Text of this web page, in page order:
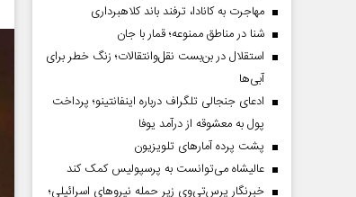
مهاجرت به کانادا، ترفند باند کلاهبرداری
شنا در مناطق ممنوعه؛ قمار با جان
استقلال در بن‌بست نقل‌وانتقالات؛ زنگ خطر برای
آبی‌ها
ادعای جنجالی تلگراف درباره اینفانتینو؛ پرداخت
پول به معشوقه از درآمد یوفا
پشت پرده آمارهای تلویزیون
عالیشاه می‌توانست به پرسپولیس کمک کند
خبرنگار پرس‌تی‌وی زیر حمله نیروهای اسرائیلی؛